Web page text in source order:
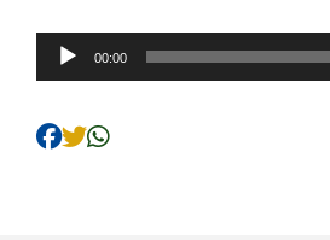
Tocador
de
00:00